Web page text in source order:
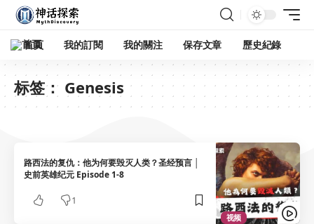
首頁 我的訂閱 我的關注 保存文章 歷史紀錄
标签： Genesis
视频
路西法的复仇：他为何要毁灭人类？圣经预言 │
史前英雄纪元 Episode 1-8
1